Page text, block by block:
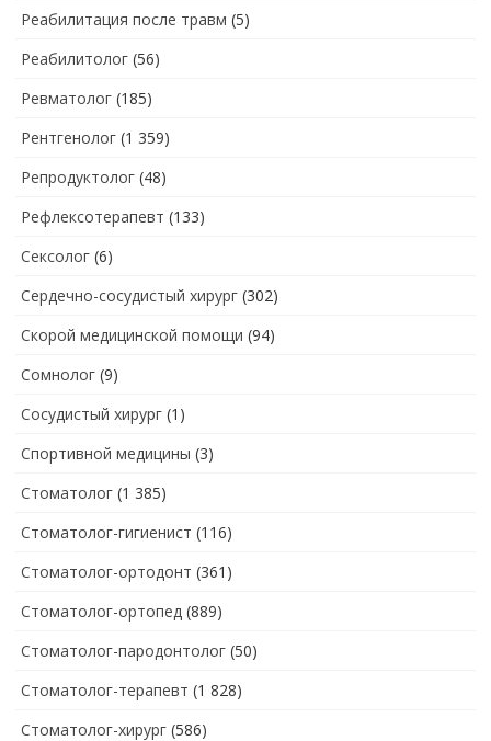
Реабилитация после травм (5)
Реабилитолог (56)
Ревматолог (185)
Рентгенолог (1 359)
Репродуктолог (48)
Рефлексотерапевт (133)
Сексолог (6)
Сердечно-сосудистый хирург (302)
Скорой медицинской помощи (94)
Сомнолог (9)
Сосудистый хирург (1)
Спортивной медицины (3)
Стоматолог (1 385)
Стоматолог-гигиенист (116)
Стоматолог-ортодонт (361)
Стоматолог-ортопед (889)
Стоматолог-пародонтолог (50)
Стоматолог-терапевт (1 828)
Стоматолог-хирург (586)